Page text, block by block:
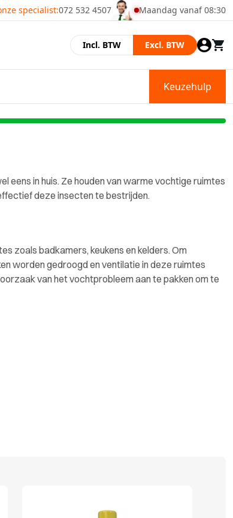
specialist:072 532 4507
Momenteel zijn wij
Maandag vanaf 08:30
Incl. BTW Excl. BTW
Keuzehulp
eens in huis. Ze houden van warme vochtige ruimtes
deze insecten te bestrijden.
zoals badkamers, keukens en kelders. Om
worden gedroogd en ventilatie in deze ruimtes
van het vochtprobleem aan te pakken om te